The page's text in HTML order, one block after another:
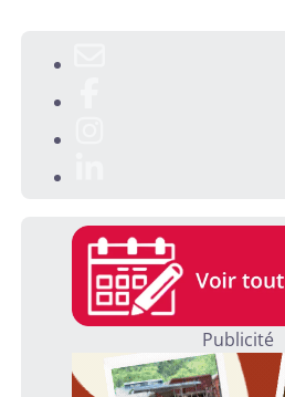
Publicité